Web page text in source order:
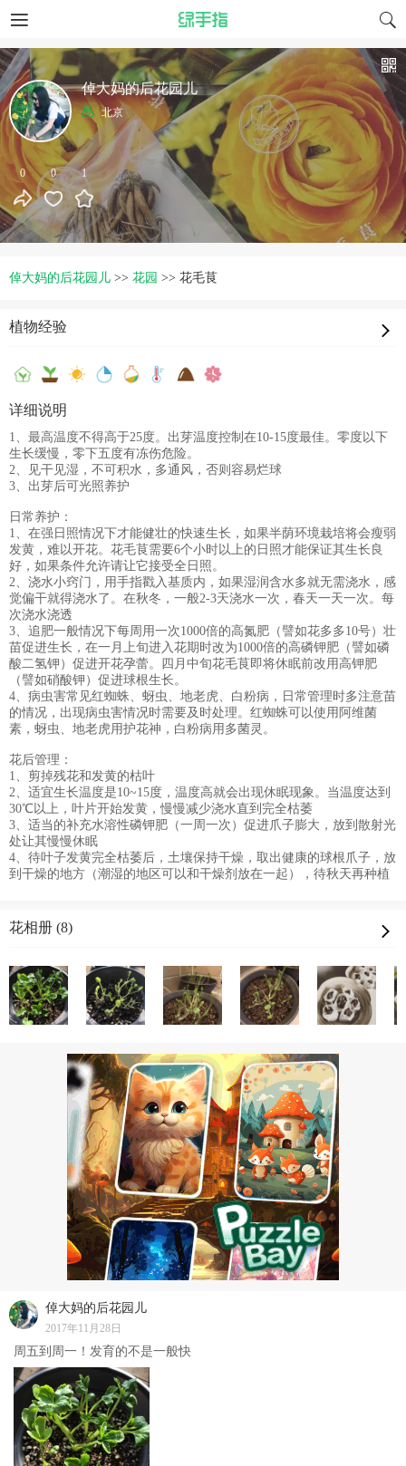
0 0 1
倬大妈的后花园儿
北京
倬大妈的后花园儿 >> 花园 >> 花毛茛
植物经验
详细说明
1、最高温度不得高于25度。出芽温度控制在10-15度最佳。零度以下
生长缓慢，零下五度有冻伤危险。
2、见干见湿，不可积水，多通风，否则容易烂球
3、出芽后可光照养护
日常养护：
1、在强日照情况下才能健壮的快速生长，如果半荫环境栽培将会瘦弱
发黄，难以开花。花毛茛需要6个小时以上的日照才能保证其生长良
好，如果条件允许请让它接受全日照。
2、浇水小窍门，用手指戳入基质内，如果湿润含水多就无需浇水，感
觉偏干就得浇水了。在秋冬，一般2-3天浇水一次，春天一天一次。每
次浇水浇透
3、追肥一般情况下每周用一次1000倍的高氮肥（譬如花多多10号）壮
苗促进生长，在一月上旬进入花期时改为1000倍的高磷钾肥（譬如磷
酸二氢钾）促进开花孕蕾。四月中旬花毛茛即将休眠前改用高钾肥
（譬如硝酸钾）促进球根生长。
4、病虫害常见红蜘蛛、蚜虫、地老虎、白粉病，日常管理时多注意苗
的情况，出现病虫害情况时需要及时处理。红蜘蛛可以使用阿维菌
素，蚜虫、地老虎用护花神，白粉病用多菌灵。
花后管理：
1、剪掉残花和发黄的枯叶
2、适宜生长温度是10~15度，温度高就会出现休眠现象。当温度达到
30℃以上，叶片开始发黄，慢慢减少浇水直到完全枯萎
3、适当的补充水溶性磷钾肥（一周一次）促进爪子膨大，放到散射光
处让其慢慢休眠
4、待叶子发黄完全枯萎后，土壤保持干燥，取出健康的球根爪子，放
到干燥的地方（潮湿的地区可以和干燥剂放在一起），待秋天再种植
花相册 (8)
倬大妈的后花园儿
2017年11月28日
周五到周一！发育的不是一般快